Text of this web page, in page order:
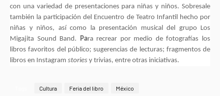
con una variedad de presentaciones para niñas y niños. Sobresale
también la participación del Encuentro de Teatro Infantil hecho por
niñas y niños, así como la presentación musical del grupo Los
Migajita Sound Band. Para recrear por medio de fotografías los
libros favoritos del público; sugerencias de lecturas; fragmentos de
libros en Instagram stories y trivias, entre otras iniciativas.
Cultura Feria del libro México